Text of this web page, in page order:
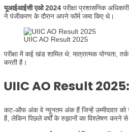
यूआईआईसी एओ 2024 परीक्षा प्रशासनिक
ने पंजीकरण के दौरान अपने फॉर्म जमा किए थे।
UIIC AO Result 2025
परीक्षा में कई खंड शामिल थे: मात्रात्मक योग्यता,
करती है।
UIIC AO Result 2025
कट-ऑफ अंक वे न्यूनतम अंक हैं जिन्हें उम्मीदवार को
है, लेकिन पिछले वर्षों के रुझानों का विश्लेषण करने से